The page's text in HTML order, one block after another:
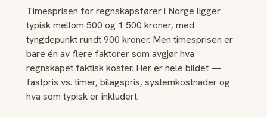
Timesprisen for regnskapsfører i Norge ligger
typisk mellom 500 og 1 500 kroner, med
tyngdepunkt rundt 900 kroner. Men timesprisen er
bare én av flere faktorer som avgjør hva
regnskapet faktisk koster. Her er hele bildet —
fastpris vs. timer, bilagspris, systemkostnader og
hva som typisk er inkludert.